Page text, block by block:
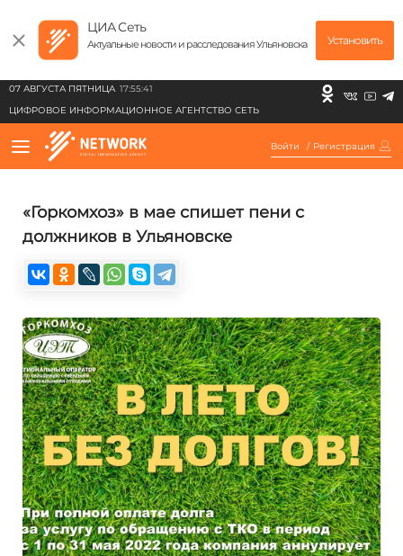
ЦИА Сеть
Актуальные новости и расследования Ульяновска Установить
07 АВГУСТА ПЯТНИЦА 17:55:41
ЦИФРОВОЕ ИНФОРМАЦИОННОЕ АГЕНТСТВО СЕТЬ
Войти / Регистрация
«Горкомхоз» в мае спишет пени с
должников в Ульяновске